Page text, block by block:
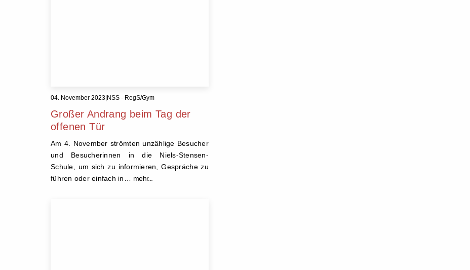
04. November 2023|NSS - RegS/Gym
Großer Andrang beim Tag der
offenen Tür
Am 4. November strömten unzählige Besucher
und Besucherinnen in die Niels-Stensen-
Schule, um sich zu informieren, Gespräche zu
führen oder einfach in… mehr...